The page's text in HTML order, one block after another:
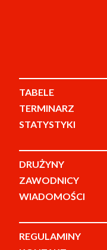
TABELE
TERMINARZ
STATYSTYKI
DRUŻYNY
ZAWODNICY
WIADOMOŚCI
REGULAMINY